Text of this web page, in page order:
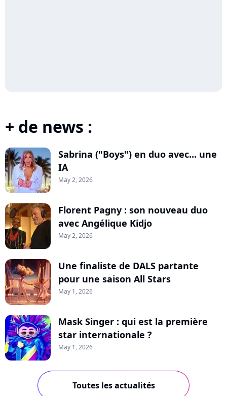
+ de news :
Sabrina ("Boys") en duo avec... une
IA
May 2, 2026
Florent Pagny : son nouveau duo
avec Angélique Kidjo
May 2, 2026
Une finaliste de DALS partante
pour une saison All Stars
May 1, 2026
Mask Singer : qui est la première
star internationale ?
May 1, 2026
Toutes les actualités